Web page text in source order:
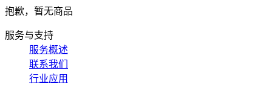
抱歉，暂无商品
服务与支持
服务概述
联系我们
行业应用